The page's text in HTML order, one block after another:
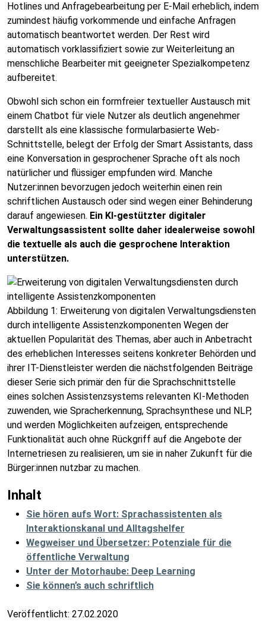
Hotlines und Anfragebearbeitung per E-Mail erheblich, indem
zumindest häufig vorkommende und einfache Anfragen
automatisch beantwortet werden. Der Rest wird
automatisch vorklassifiziert sowie zur Weiterleitung an
menschliche Bearbeiter mit geeigneter Spezialkompetenz
aufbereitet.
Obwohl sich schon ein formfreier textueller Austausch mit
einem Chatbot für viele Nutzer als deutlich angenehmer
darstellt als eine klassische formularbasierte Web-
Schnittstelle, belegt der Erfolg der Smart Assistants, dass
eine Konversation in gesprochener Sprache oft als noch
natürlicher und flüssiger empfunden wird. Manche
Nutzer:innen bevorzugen jedoch weiterhin einen rein
schriftlichen Austausch oder sind wegen einer Behinderung
darauf angewiesen. Ein KI-gestützter digitaler
Verwaltungsassistent sollte daher idealerweise sowohl
die textuelle als auch die gesprochene Interaktion
unterstützen.
Abbildung 1: Erweiterung von digitalen Verwaltungsdiensten
durch intelligente Assistenzkomponenten Wegen der
aktuellen Popularität des Themas, aber auch in Anbetracht
des erheblichen Interesses seitens konkreter Behörden und
ihrer IT-Dienstleister werden die nächstfolgenden Beiträge
dieser Serie sich primär den für die Sprachschnittstelle
eines solchen Assistenzsystems relevanten KI-Methoden
zuwenden, wie Spracherkennung, Sprachsynthese und NLP,
und werden Möglichkeiten aufzeigen, entsprechende
Funktionalität auch ohne Rückgriff auf die Angebote der
Internetriesen zu realisieren, um sie in naher Zukunft für die
Bürger:innen nutzbar zu machen.
Inhalt
Sie hören aufs Wort: Sprachassistenten als
Interaktionskanal und Alltagshelfer
Wegweiser und Übersetzer: Potenziale für die
öffentliche Verwaltung
Unter der Motorhaube: Deep Learning
Sie können’s auch schriftlich
Veröffentlicht: 27.02.2020